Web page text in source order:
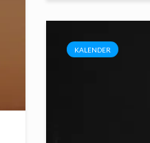
KALENDER